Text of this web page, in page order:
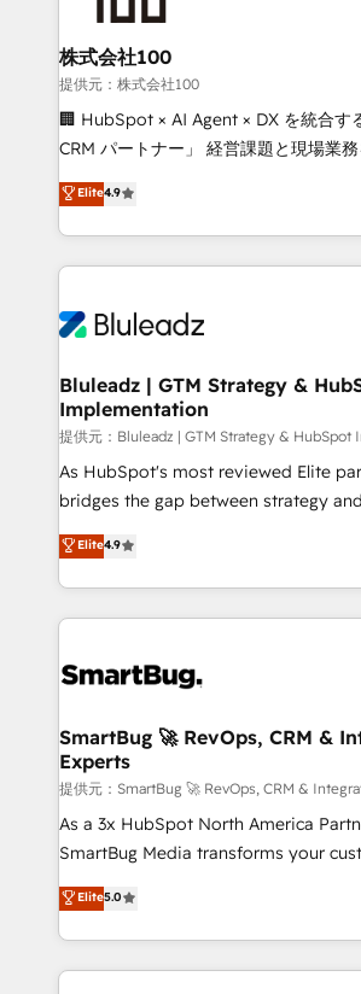
株式会社100
提供元：株式会社100
🏢 HubSpot × AI Agent × DX を統合す
CRM パートナー」 経営課題と現場業務をつなぐAIネイ
ティブ・エージェンシーとして、
力で顧客フロント業務を再設計します。 💡 100inc は何
をする会社か？ HubSpotを共通基盤に
トを組み込んだ顧客フロント業務（マ
ィブ・エージェンシーです。事業部・
を、CRMを軸とした全社共通基盤に再
思決定者・PMO・現場担当者に並走しま
HubSpot導入・活用支援 顧客データの
GTMの見える化・自動化まで。全Hub
タ品質設計、グループ横断のCRM統合
の一部をAIが自律実行する組織への移行
Breeze・Claude等をHubSpotと連携
革を、構想から実装・定着までPMOと
の統合・浸透・変革管理を実行します。 ▸ CMS戦略
計・構築：リード獲得・CVR・SEOを
計・導線設計・テンプレート設計を
提供。 ▸ 既存CRM・MAからの移行支援
Marketo・Pardot等からの移行、カス
Perplexity等のAI検索からの流入・引用
ンツとサイト構造を最適化。 🏆 なぜ100incを選ぶの
Elite4.9
Bluleadz | GTM Strategy &
Implementation
提供元：Bluleadz | GTM Strategy & HubSpot
As HubSpot's most reviewed Elite
bridges the gap between strategy and
don't just "set up tools" — we install
Operating System (GTM OS) to align
and engineer a portal that drives
revenue velocity. 🚀 GTM Strategy & Alignment
stalling growth. Fix your ICP, Math,
Scalable Architecture: Zero-
across all Hubs, validated by our 7
Accreditations. AI-Powered RevOps: Breeze AI,
custom AI agents, and high-integrity
total reporting clarity. Security & Compliance: SOC 2
security. 🏆 Why Bluleadz? GTM OS Partner | 16+
Years Experience | 1,000+ Five-Star
Elite4.9
SmartBug 🚀 RevOps, CRM &
Experts
提供元：SmartBug 🚀 RevOps, CRM &
As a 3x HubSpot North America
SmartBug Media transforms your
into a revenue engine. Our unified
includes specialized divisions Globalia
Software) and Point Success Media
making this the official home for all
Elite5.0